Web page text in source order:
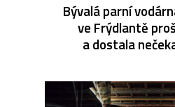
Bývalá parní
ve Frýdlantě
a dostala